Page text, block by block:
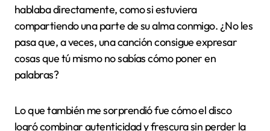
ponen versiones o entrevistas exclusivas de Kase.O
que no encuentras en otros lugares. Esa variedad me
ayuda a disfrutar cada vez el disco desde otra
perspectiva y profundizar en su mensaje. ¿No es
genial cómo la radio puede transformar la forma en